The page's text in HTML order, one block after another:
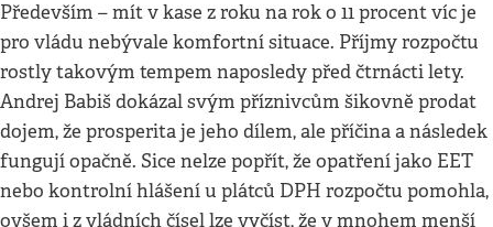
Především – mít v kase z roku na rok o 11 procent víc je
pro vládu nebývale komfortní situace. Příjmy rozpočtu
rostly takovým tempem naposledy před čtrnácti lety.
Andrej Babiš dokázal svým příznivcům šikovně prodat
dojem, že prosperita je jeho dílem, ale příčina a následek
fungují opačně. Sice nelze popřít, že opatření jako EET
nebo kontrolní hlášení u plátců DPH rozpočtu pomohla,
ovšem i z vládních čísel lze vyčíst, že v mnohem menší